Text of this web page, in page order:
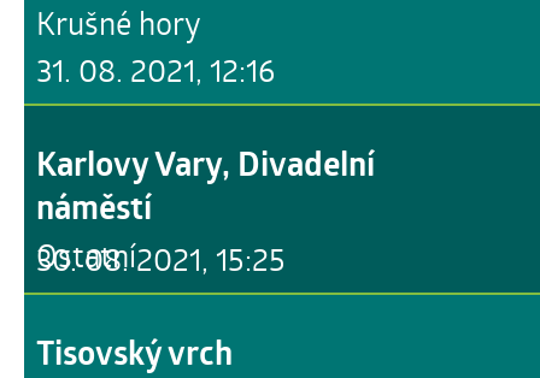
31. 08. 2021, 12:16
Krušné hory
30. 08. 2021, 15:25
Karlovy Vary, Divadelní
náměstí
Ostatní
Tisovský vrch